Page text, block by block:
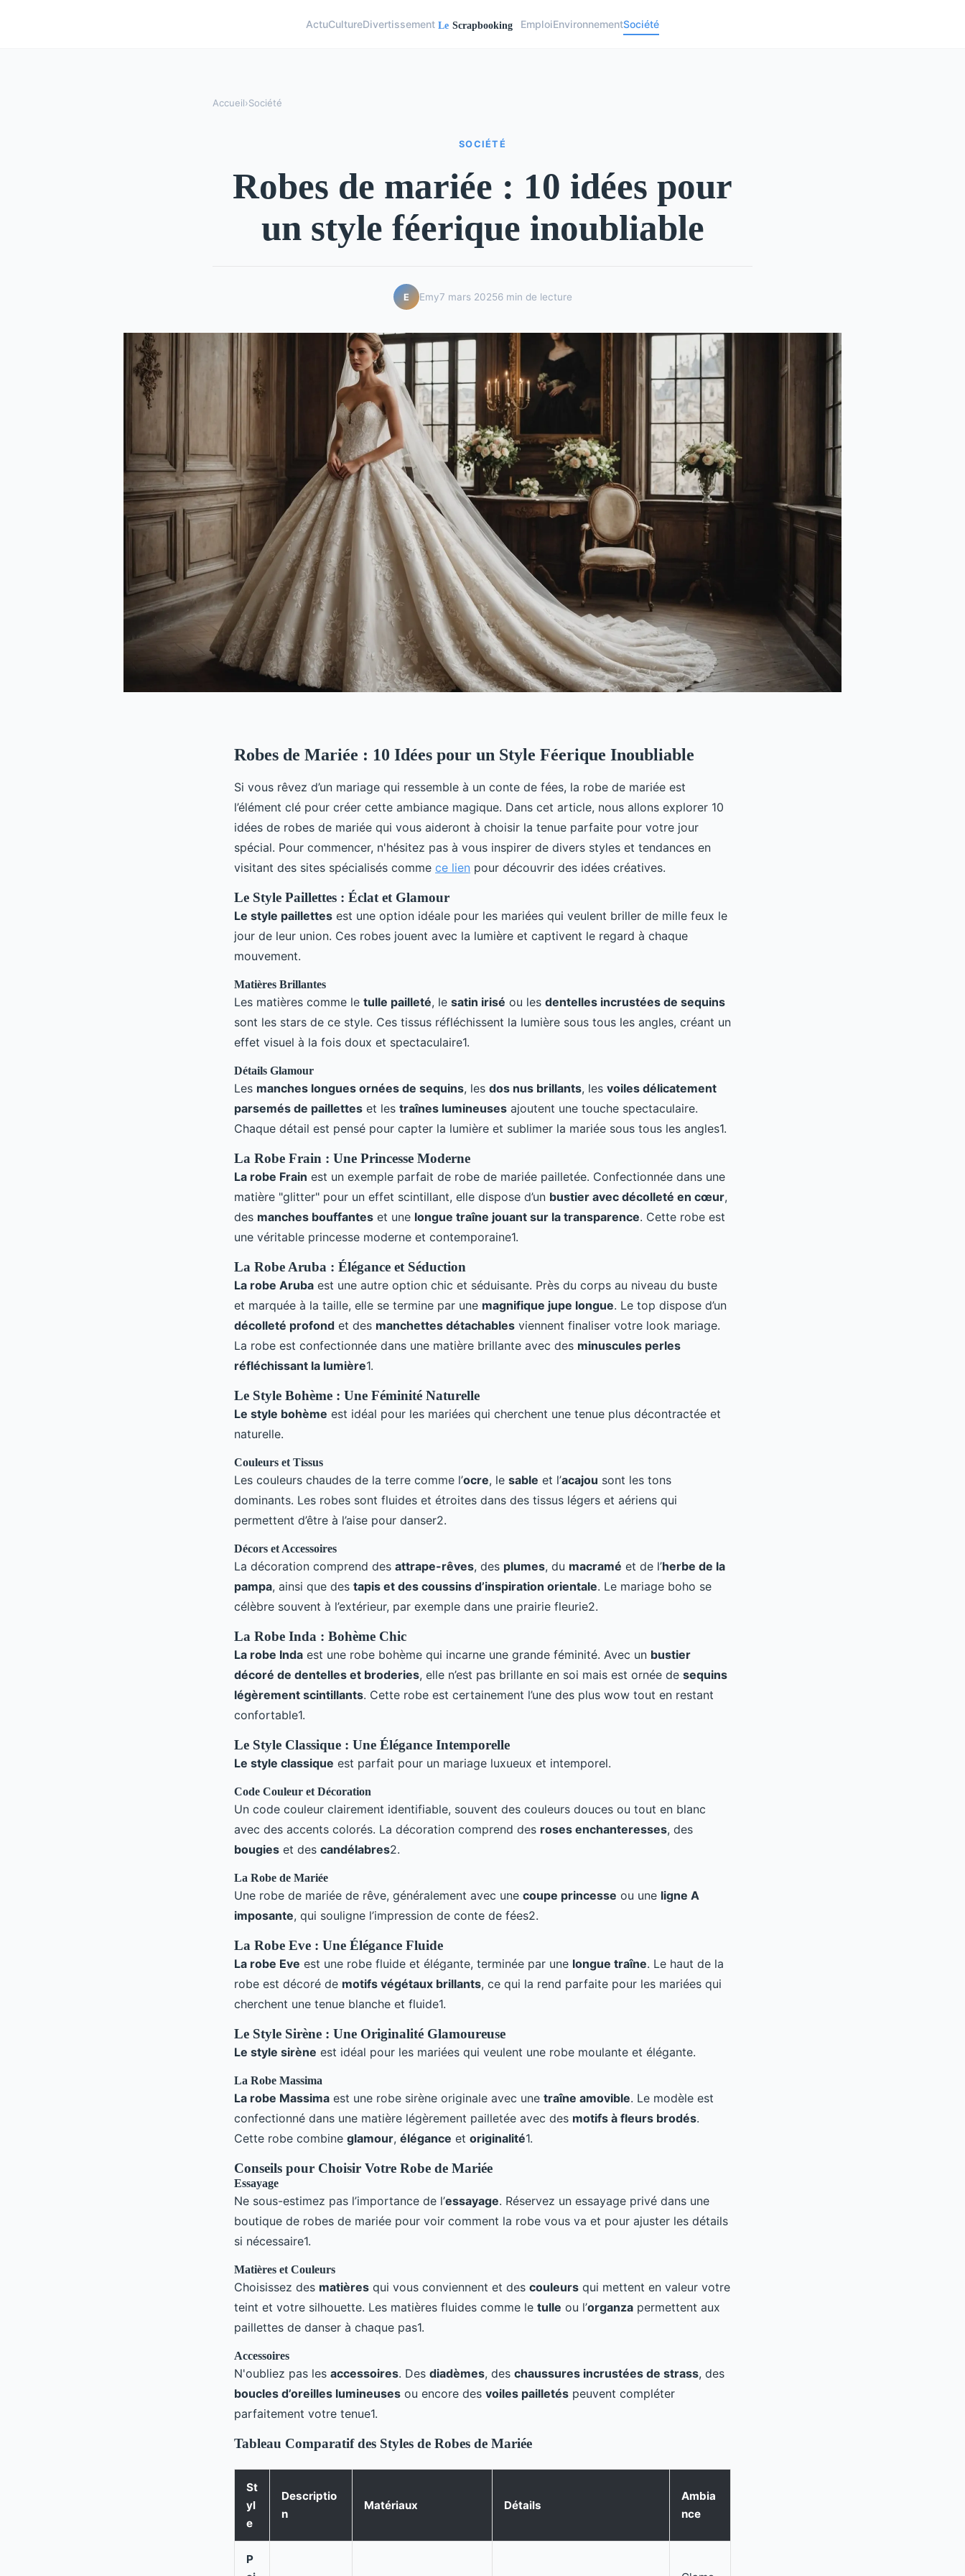
ActuCultureDivertissement EmploiEnvironnementSociété
Accueil›Société
SOCIÉTÉ
Robes de mariée : 10 idées pour
un style féerique inoubliable
E Emy7 mars 20256 min de lecture
Robes de Mariée : 10 Idées pour un Style Féerique Inoubliable
Si vous rêvez d’un mariage qui ressemble à un conte de fées, la robe de mariée est
l’élément clé pour créer cette ambiance magique. Dans cet article, nous allons explorer 10
idées de robes de mariée qui vous aideront à choisir la tenue parfaite pour votre jour
spécial. Pour commencer, n'hésitez pas à vous inspirer de divers styles et tendances en
visitant des sites spécialisés comme ce lien pour découvrir des idées créatives.
Le Style Paillettes : Éclat et Glamour
Le style paillettes est une option idéale pour les mariées qui veulent briller de mille feux le
jour de leur union. Ces robes jouent avec la lumière et captivent le regard à chaque
mouvement.
Matières Brillantes
Les matières comme le tulle pailleté, le satin irisé ou les dentelles incrustées de sequins
sont les stars de ce style. Ces tissus réfléchissent la lumière sous tous les angles, créant un
effet visuel à la fois doux et spectaculaire1.
Détails Glamour
Les manches longues ornées de sequins, les dos nus brillants, les voiles délicatement
parsemés de paillettes et les traînes lumineuses ajoutent une touche spectaculaire.
Chaque détail est pensé pour capter la lumière et sublimer la mariée sous tous les angles1.
La Robe Frain : Une Princesse Moderne
La robe Frain est un exemple parfait de robe de mariée pailletée. Confectionnée dans une
matière "glitter" pour un effet scintillant, elle dispose d’un bustier avec décolleté en cœur,
des manches bouffantes et une longue traîne jouant sur la transparence. Cette robe est
une véritable princesse moderne et contemporaine1.
La Robe Aruba : Élégance et Séduction
La robe Aruba est une autre option chic et séduisante. Près du corps au niveau du buste
et marquée à la taille, elle se termine par une magnifique jupe longue. Le top dispose d’un
décolleté profond et des manchettes détachables viennent finaliser votre look mariage.
La robe est confectionnée dans une matière brillante avec des minuscules perles
réfléchissant la lumière1.
Le Style Bohème : Une Féminité Naturelle
Le style bohème est idéal pour les mariées qui cherchent une tenue plus décontractée et
naturelle.
Couleurs et Tissus
Les couleurs chaudes de la terre comme l’ocre, le sable et l’acajou sont les tons
dominants. Les robes sont fluides et étroites dans des tissus légers et aériens qui
permettent d’être à l’aise pour danser2.
Décors et Accessoires
La décoration comprend des attrape-rêves, des plumes, du macramé et de l’herbe de la
pampa, ainsi que des tapis et des coussins d’inspiration orientale. Le mariage boho se
célèbre souvent à l’extérieur, par exemple dans une prairie fleurie2.
La Robe Inda : Bohème Chic
La robe Inda est une robe bohème qui incarne une grande féminité. Avec un bustier
décoré de dentelles et broderies, elle n’est pas brillante en soi mais est ornée de sequins
légèrement scintillants. Cette robe est certainement l’une des plus wow tout en restant
confortable1.
Le Style Classique : Une Élégance Intemporelle
Le style classique est parfait pour un mariage luxueux et intemporel.
Code Couleur et Décoration
Un code couleur clairement identifiable, souvent des couleurs douces ou tout en blanc
avec des accents colorés. La décoration comprend des roses enchanteresses, des
bougies et des candélabres2.
La Robe de Mariée
Une robe de mariée de rêve, généralement avec une coupe princesse ou une ligne A
imposante, qui souligne l’impression de conte de fées2.
La Robe Eve : Une Élégance Fluide
La robe Eve est une robe fluide et élégante, terminée par une longue traîne. Le haut de la
robe est décoré de motifs végétaux brillants, ce qui la rend parfaite pour les mariées qui
cherchent une tenue blanche et fluide1.
Le Style Sirène : Une Originalité Glamoureuse
Le style sirène est idéal pour les mariées qui veulent une robe moulante et élégante.
La Robe Massima
La robe Massima est une robe sirène originale avec une traîne amovible. Le modèle est
confectionné dans une matière légèrement pailletée avec des motifs à fleurs brodés.
Cette robe combine glamour, élégance et originalité1.
Conseils pour Choisir Votre Robe de Mariée
Essayage
Ne sous-estimez pas l’importance de l’essayage. Réservez un essayage privé dans une
boutique de robes de mariée pour voir comment la robe vous va et pour ajuster les détails
si nécessaire1.
Matières et Couleurs
Choisissez des matières qui vous conviennent et des couleurs qui mettent en valeur votre
teint et votre silhouette. Les matières fluides comme le tulle ou l’organza permettent aux
paillettes de danser à chaque pas1.
Accessoires
N'oubliez pas les accessoires. Des diadèmes, des chaussures incrustées de strass, des
boucles d’oreilles lumineuses ou encore des voiles pailletés peuvent compléter
parfaitement votre tenue1.
Tableau Comparatif des Styles de Robes de Mariée
St
yl
e
Descriptio
n
Matériaux Détails
Ambia
nce
P